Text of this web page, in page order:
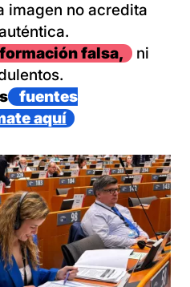
imagen no acredita
falsa,
ni
fuentes
aquí